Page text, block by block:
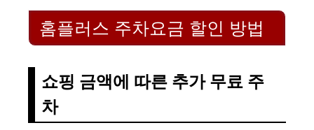
V
d
홈플러스 주차요금 할인 방법
쇼핑 금액에 따른 추가 무료 주
차